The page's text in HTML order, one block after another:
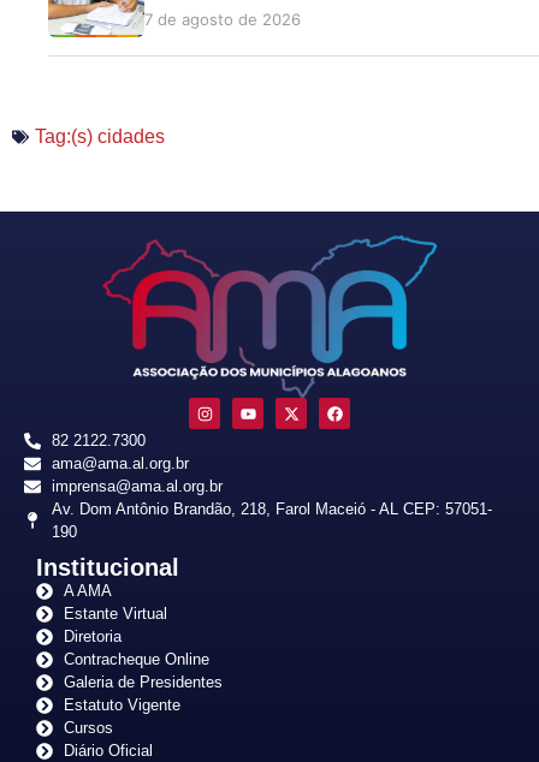
7 de agosto de 2026
Tag:(s) cidades
82 2122.7300
ama@ama.al.org.br
imprensa@ama.al.org.br
Av. Dom Antônio Brandão, 218, Farol Maceió - AL CEP: 57051-
190
Institucional
A AMA
Estante Virtual
Diretoria
Contracheque Online
Galeria de Presidentes
Estatuto Vigente
Cursos
Diário Oficial